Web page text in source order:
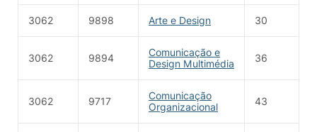
3062 9898 Arte e Design 30
3062 9894
Comunicação e
Design Multimédia
36
3062 9717
Comunicação
Organizacional
43